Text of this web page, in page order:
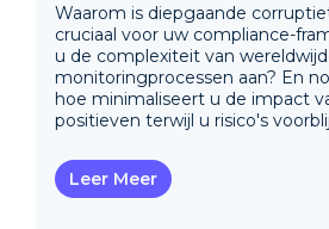
Waarom is diepgaande
cruciaal voor uw compliance-
u de complexiteit van
monitoringprocessen aan? En
hoe minimaliseert u de impact
positieven terwijl u risico's
Leer Meer